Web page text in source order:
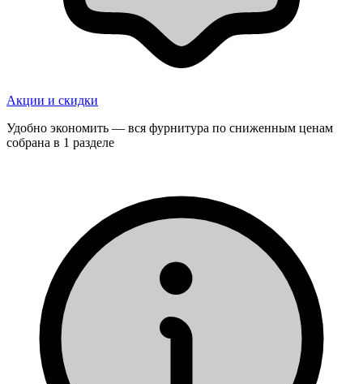
Акции и скидки
Удобно экономить — вся фурнитура по сниженным ценам
собрана в 1 разделе